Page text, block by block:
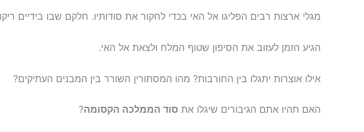
מגלי ארצות רבים הפליגו אל האי בכדי לחקור את סודותיו. חלקם שבו בידיים
הגיע הזמן לעזוב את הסיפון שטוף המלח ולצאת אל האי.
אילו אוצרות יתגלו בין החורבות? מהו המסתורין השורר בין המבנים העתיקים?
האם תהיו אתם הגיבורים שיגלו את סוד הממלכה הקסומה?